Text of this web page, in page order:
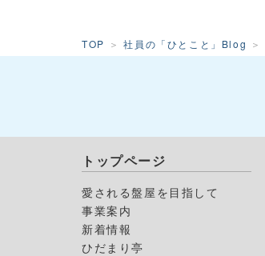
TOP 社員の「ひとこと」Blog
トップページ
愛される盤屋を目指して
事業案内
新着情報
ひだまり亭